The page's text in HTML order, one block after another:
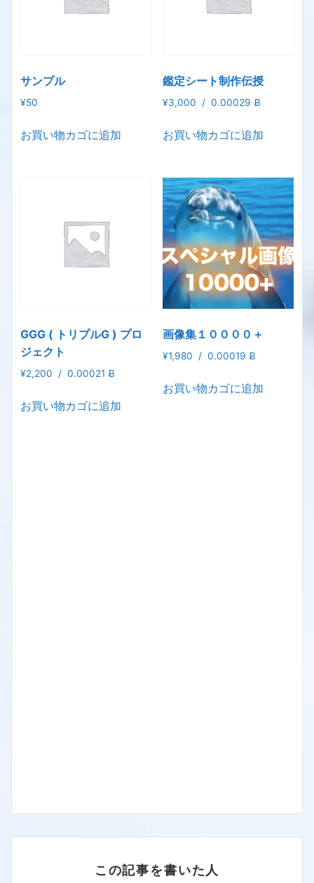
サンプル
¥50
お買い物カゴに追加
鑑定シート制作伝授
¥3,000 / 0.00029 Ƀ
お買い物カゴに追加
GGG ( トリプルG ) プロ
ジェクト
¥2,200 / 0.00021 Ƀ
お買い物カゴに追加
画像集１００００＋
¥1,980 / 0.00019 Ƀ
お買い物カゴに追加
この記事を書いた人